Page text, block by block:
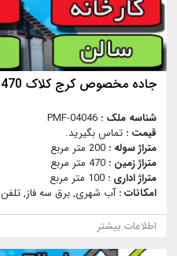
جاده مخصوص کرج کلاک 470 متر کارگاه
شناسه ملک : PMF-04046
قیمت : تماس بگیرید.
متراژ سوله : 200 متر مربع
متراژ زمین : 470 متر مربع
متراژ اداری : 100 متر مربع
امکانات :آب شهری, برق سه فاز, تلفن
اطلاعات بیشتر